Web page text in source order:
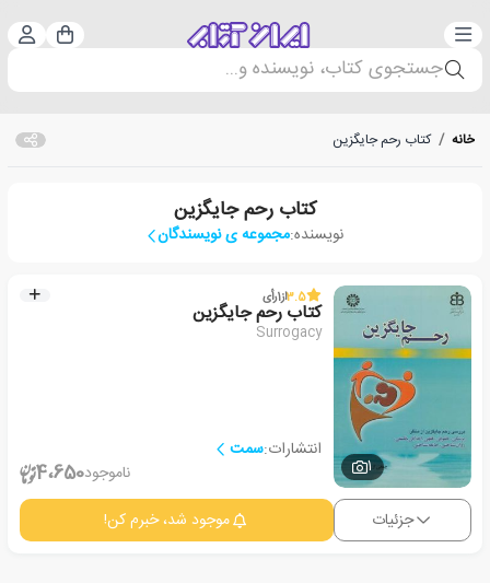
دسته‌بندی سبد
جستجوی کتاب، نویسنده و...
خانه / کتاب رحم جایگزین
کتاب رحم جایگزین
نویسنده:مجموعه ی نویسندگان
1
3.5از1رأی
کتاب رحم جایگزین
Surrogacy
انتشارات:سمت
ناموجود4،650
جزئیات موجود شد، خبرم کن!